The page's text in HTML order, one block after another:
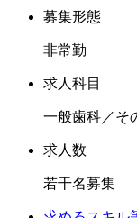
・週1日からOK
・ノルマなし
医療法人社団 当院
す。
・東京都江東区の
募集形態
非常勤
求人科目
一般歯科／そ
求人数
若干名募集